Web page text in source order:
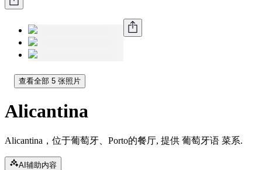
查看全部 5 张照片
Alicantina
Alicantina，位于葡萄牙、Porto的餐厅, 提供 葡萄牙语 菜系.
AI辅助内容